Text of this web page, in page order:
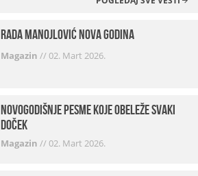
Rada Manojlović Nova godina
Magazin //02. Mart 2026.
Novogodišnje pesme koje obeleže svaki
Doček
Magazin //02. Mart 2026.